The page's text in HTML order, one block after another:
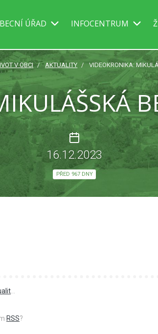
ÚŘAD INFOCENTRUM
V OBCI AKTUALITY VIDEOKRONIKA:
16.12.2023
PŘED 967 DNY
RSS?